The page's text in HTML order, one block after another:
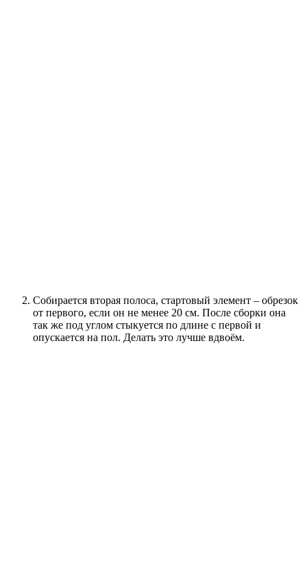
Собирается вторая полоса, стартовый элемент – обрезок
от первого, если он не менее 20 см. После сборки она
так же под углом стыкуется по длине с первой и
опускается на пол. Делать это лучше вдвоём.